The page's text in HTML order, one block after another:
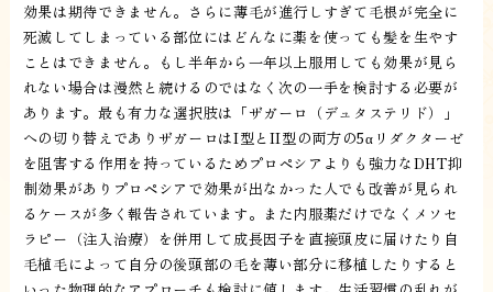
効果は期待できません。さらに薄毛が進行しすぎて毛根が完全に
死滅してしまっている部位にはどんなに薬を使っても髪を生やす
ことはできません。もし半年から一年以上服用しても効果が見ら
れない場合は漫然と続けるのではなく次の一手を検討する必要が
あります。最も有力な選択肢は「ザガーロ（デュタステリド）」
への切り替えでありザガーロはI型とII型の両方の5αリダクターゼ
を阻害する作用を持っているためプロペシアよりも強力なDHT抑
制効果がありプロペシアで効果が出なかった人でも改善が見られ
るケースが多く報告されています。また内服薬だけでなくメソセ
ラピー（注入治療）を併用して成長因子を直接頭皮に届けたり自
毛植毛によって自分の後頭部の毛を薄い部分に移植したりすると